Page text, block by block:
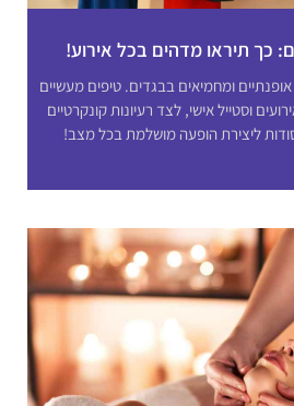
כך תיראו מדהים בכל אירוע!
ומחמיאים בבגדים. טיפים מעשיים
וסטייל אישי, לצד רעיונות קונקרטיים
ליצירת הופעה מושלמת בכל מצב!